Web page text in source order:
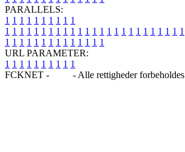
PARALLELS:
1 1 1 1 1 1 1 1 1 1
1 1 1 1 1 1 1 1 1 1 1 1 1 1 1 1 1 1 1 1 1 1 1 1 1
1 1 1 1 1 1 1 1 1 1 1 1 1 1
URL PARAMETER:
1 1 1 1 1 1 1 1 1 1
FCKNET -
- Alle rettigheder forbeholdes